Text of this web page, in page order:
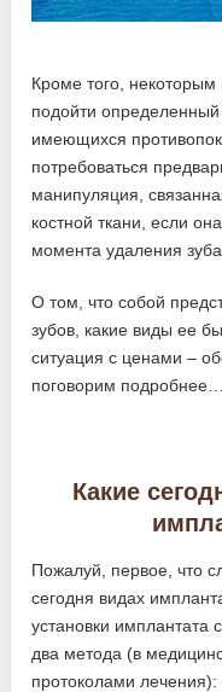
Кроме того,
подойти
имеющихся
потребоваться
манипуляция,
костной ткани, если
момента удаления зуба.
О том, что собой
зубов, какие виды ее
ситуация с ценами –
поговорим подробнее…
Какие
Пожалуй, первое, что
сегодня видах
установки имплантата
два метода (в
протоколами лечения):